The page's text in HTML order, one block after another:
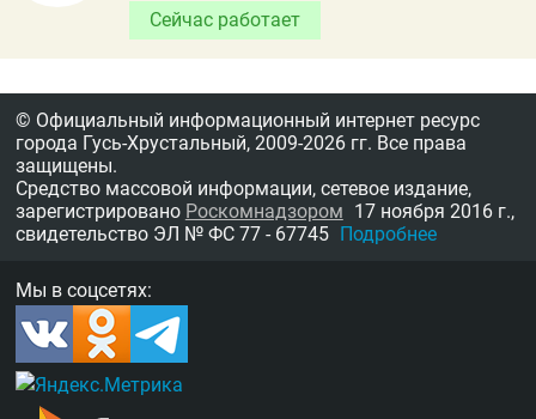
Сейчас работает
© Официальный информационный интернет ресурс
города Гусь-Хрустальный, 2009-2026 гг. Все права
защищены.
Средство массовой информации, сетевое издание,
зарегистрировано Роскомнадзором 17 ноября 2016 г.,
свидетельство ЭЛ № ФС 77 - 67745 Подробнее
Мы в соцсетях: